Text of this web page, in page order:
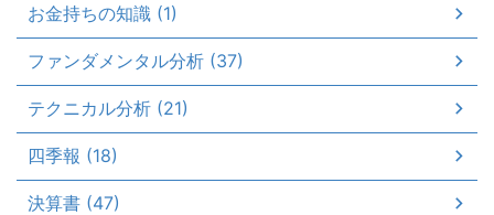
お金持ちの知識 (1)
ファンダメンタル分析 (37)
テクニカル分析 (21)
四季報 (18)
決算書 (47)